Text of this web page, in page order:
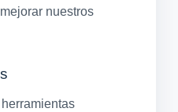
nuestros